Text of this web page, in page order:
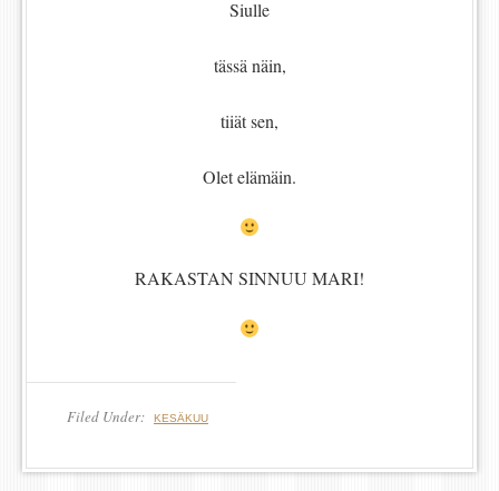
Siulle
tässä näin,
tiiät sen,
Olet elämäin.
RAKASTAN SINNUU MARI!
Filed Under: KESÄKUU